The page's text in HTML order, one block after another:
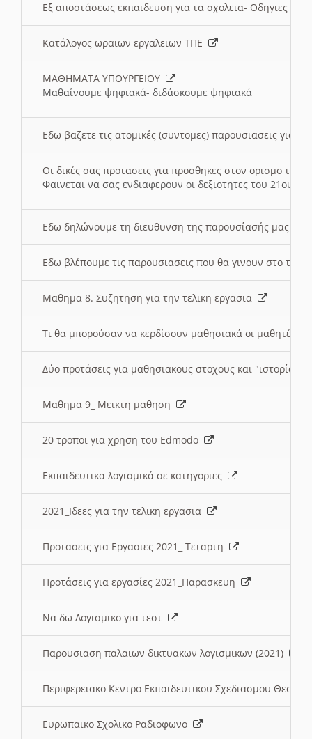
Εξ αποστάσεως εκπαιδευση για τα σχολεια- Οδηγιες
Κατάλογος ωραιων εργαλειων ΤΠΕ
ΜΑΘΗΜΑΤΑ ΥΠΟΥΡΓΕΙΟΥ
Μαθαίνουμε ψηφιακά- διδάσκουμε ψηφιακά
Εδω βαζετε τις ατομικές (συντομες) παρουσιασεις για
Οι δικές σας προτασεις για προσθηκες στον ορισμο
Φαινεται να σας ενδιαφερουν οι δεξιοτητες του 21ου
Εδω δηλώνουμε τη διευθυνση της παρουσίασής μας
Εδω βλέπουμε τις παρουσιασεις που θα γινουν στο
Μαθημα 8. Συζητηση για την τελικη εργασια
Τι θα μπορούσαν να κερδίσουν μαθησιακά οι μαθητές/
Δύο προτάσεις για μαθησιακους στοχους και "ιστορία"
Μαθημα 9_ Μεικτη μαθηση
20 τροποι για χρηση του Edmodo
Εκπαιδευτικα λογισμικά σε κατηγοριες
2021_Ιδεες για την τελικη εργασια
Προτασεις για Εργασιες 2021_ Τεταρτη
Προτάσεις για εργασίες 2021_Παρασκευη
Να δω Λογισμικο για τεστ
Παρουσιαση παλαιων δικτυακων λογισμικων (2021)
Περιφερειακο Κεντρο Εκπαιδευτικου Σχεδιασμου
Ευρωπαικο Σχολικο Ραδιοφωνο